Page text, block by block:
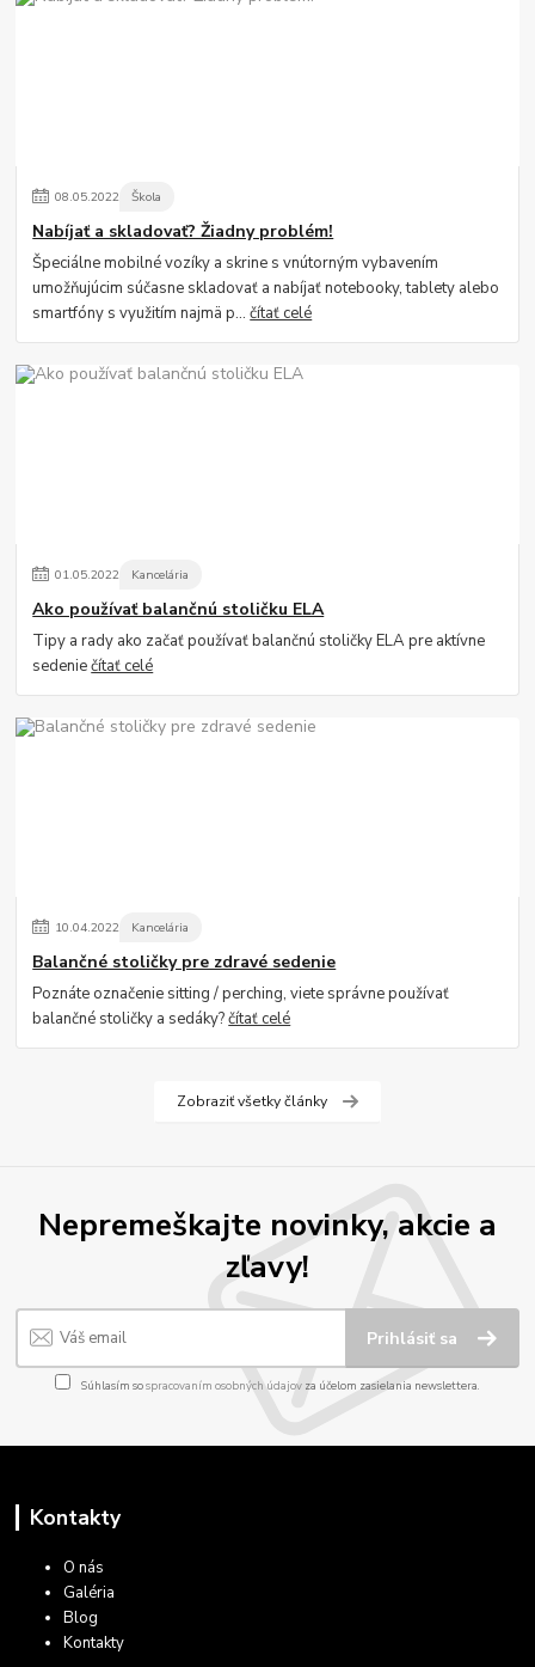
08.05.2022 Škola
Nabíjať a skladovať? Žiadny problém!
Špeciálne mobilné vozíky a skrine s vnútorným vybavením
umožňujúcim súčasne skladovať a nabíjať notebooky, tablety alebo
smartfóny s využitím najmä p...čítať celé
01.05.2022 Kancelária
Ako používať balančnú stoličku ELA
Tipy a rady ako začať používať balančnú stoličky ELA pre aktívne
sedeniečítať celé
10.04.2022 Kancelária
Balančné stoličky pre zdravé sedenie
Poznáte označenie sitting / perching, viete správne používať
balančné stoličky a sedáky?čítať celé
Zobraziť všetky články
Nepremeškajte novinky, akcie a
zľavy!
Prihlásiť sa
Súhlasím sospracovaním osobných údajov za účelom zasielania newslettera.
Kontakty
O nás
Galéria
Blog
Kontakty